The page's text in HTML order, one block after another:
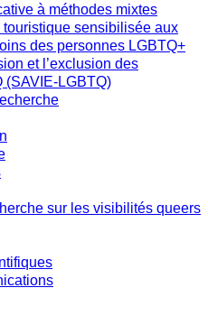
à méthodes mixtes
touristique sensibilisée aux
des personnes LGBTQ+
et l’exclusion des
(SAVIE-LGBTQ)
sur les visibilités queers